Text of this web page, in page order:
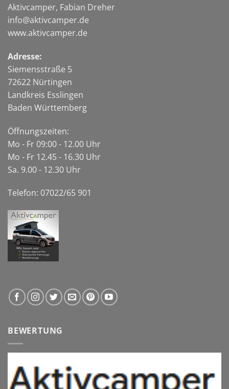
Aktivcamper, Fabian Dreher
info@aktivcamper.de
www.aktivcamper.de
Adresse:
Siemensstraße 5
72622 Nürtingen
Landkreis Esslingen
Baden Württemberg
Öffnungszeiten:
Mo - Fr 09:00 - 12.00 Uhr
Mo - Fr 12.45 - 16.30 Uhr
Sa. 9.00 - 12.30 Uhr
Telefon: 07022/65 901
BEWERTUNG